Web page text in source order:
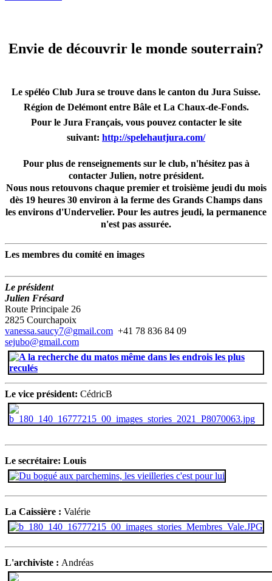
Envie de découvrir le monde souterrain?
Le spéléo Club Jura se trouve dans le canton du Jura Suisse.
Région de Delémont entre Bâle et La Chaux-de-Fonds.
Pour le Jura Français, vous pouvez contacter le site
suivant: http://spelehautjura.com/
Pour plus de renseignements sur le club, n'hésitez pas à
contacter Julien, notre président.
Nous nous retouvons chaque premier et troisième jeudi du mois
dès 19 heures 30 environ à la ferme des Grands Champs dans
les environs d'Undervelier. Pour les autres jeudi, la permanence
n'est pas assurée.
Les membres du comité en images
Le président
Julien Frésard
Route Principale 26
2825 Courchapoix
vanessa.saucy7@gmail.com +41 78 836 84 09
sejubo@gmail.com
Le vice président: CédricB
Le secrétaire: Louis
La Caissière : Valérie
L'archiviste : Andréas